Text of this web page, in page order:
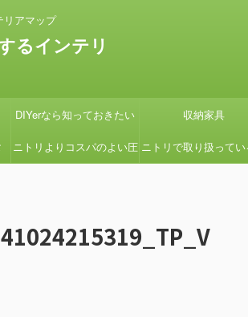
アマップ
るインテリ
DIYerなら知っておきたい 収納家具
ニトリよりコスパのよい圧
見て】
ニトリで取り扱ってい
る方法